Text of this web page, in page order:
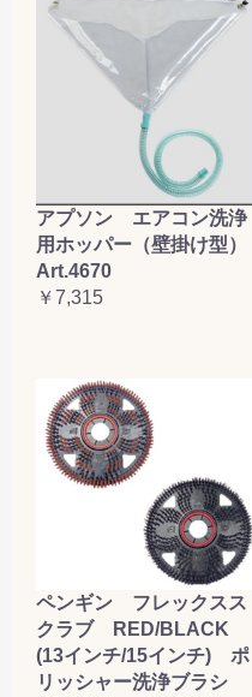
アプソン エアコン洗浄
用ホッパー（壁掛け型）
Art.4670
￥7,315
ペンギン フレックスス
クラブ RED/BLACK
(13インチ/15インチ) ポ
リッシャー洗浄ブラシ